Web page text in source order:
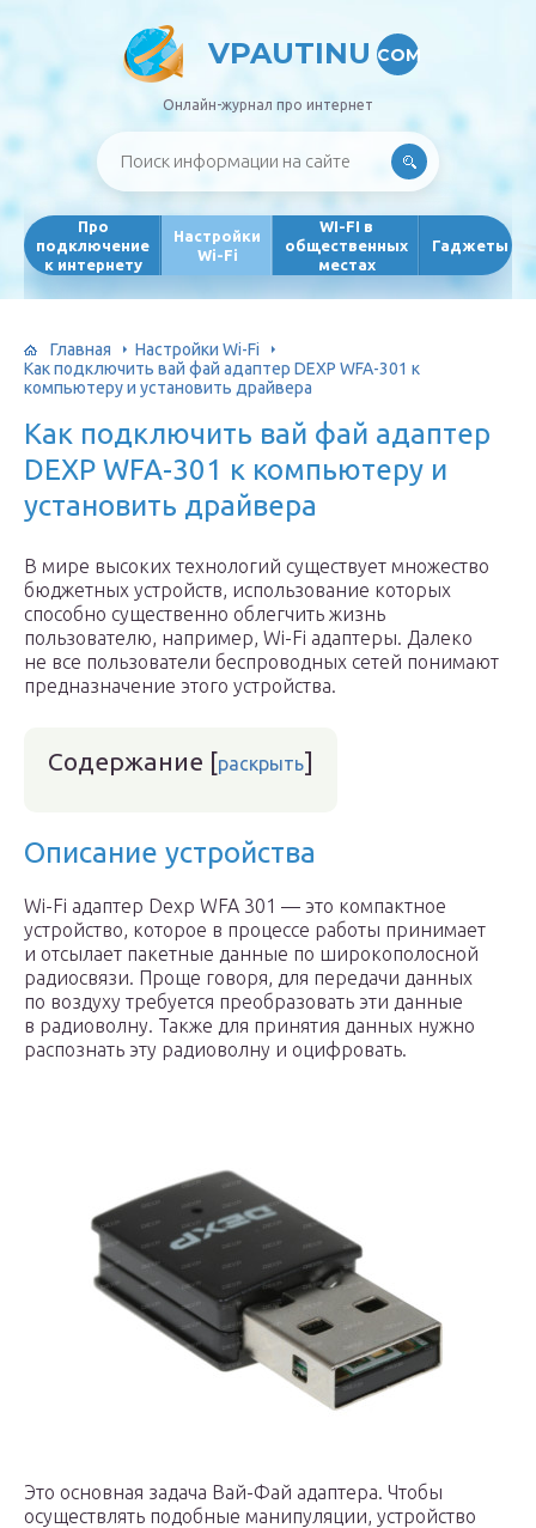
VPAUTINU COM
Онлайн-журнал про интернет
Про
подключение
к интернету
Настройки
Wi-Fi
WI-FI в
общественных
местах
Гаджеты
Главная
Настройки Wi-Fi
Как подключить вай фай адаптер DEXP WFA-301 к
компьютеру и установить драйвера
Как подключить вай фай адаптер
DEXP WFA-301 к компьютеру и
установить драйвера
В мире высоких технологий существует множество
бюджетных устройств, использование которых
способно существенно облегчить жизнь
пользователю, например, Wi-Fi адаптеры. Далеко
не все пользователи беспроводных сетей понимают
предназначение этого устройства.
Содержание [раскрыть]
Описание устройства
Wi-Fi адаптер Dexp WFA 301 — это компактное
устройство, которое в процессе работы принимает
и отсылает пакетные данные по широкополосной
радиосвязи. Проще говоря, для передачи данных
по воздуху требуется преобразовать эти данные
в радиоволну. Также для принятия данных нужно
распознать эту радиоволну и оцифровать.
Это основная задача Вай-Фай адаптера. Чтобы
осуществлять подобные манипуляции, устройство